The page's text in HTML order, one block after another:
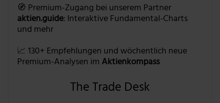
🧭 Premium-Zugang bei unserem Partner
aktien.guide: Interaktive Fundamental-Charts
und mehr
📈 130+ Empfehlungen und wöchentlich neue
Premium-Analysen im Aktienkompass
The Trade Desk